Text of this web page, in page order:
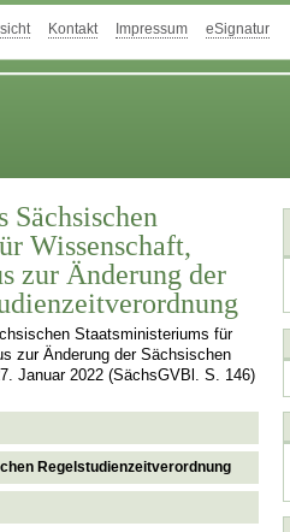
Kontakt Impressum eSignatur
Sächsischen
Wissenschaft,
zur Änderung der
Staatsministeriums für
zur Änderung der Sächsischen
Januar 2022 (SächsGVBl. S. 146)
Regelstudienzeitverordnung